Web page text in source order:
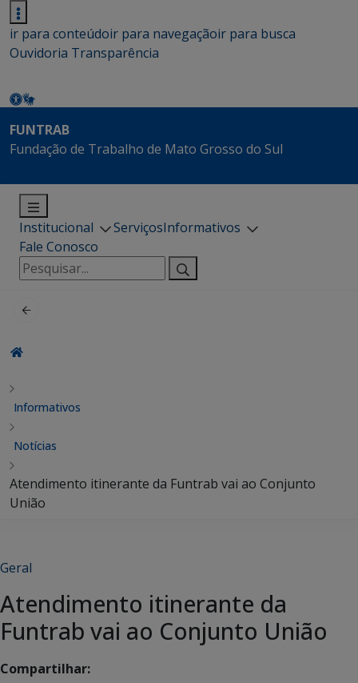
ir para conteúdoir para navegaçãoir para busca
Ouvidoria Transparência
FUNTRAB
Fundação de Trabalho de Mato Grosso do Sul
Institucional ServiçosInformativos
Fale Conosco
Pesquisar
por:
Informativos
Notícias
Atendimento itinerante da Funtrab vai ao Conjunto
União
Geral
Atendimento itinerante da
Funtrab vai ao Conjunto União
Compartilhar: